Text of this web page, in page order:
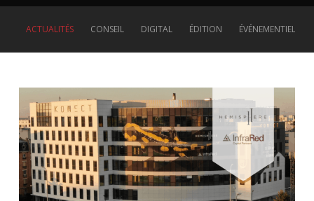
ACTUALITÉS CONSEIL DIGITAL ÉDITION ÉVÉNEMENTIEL